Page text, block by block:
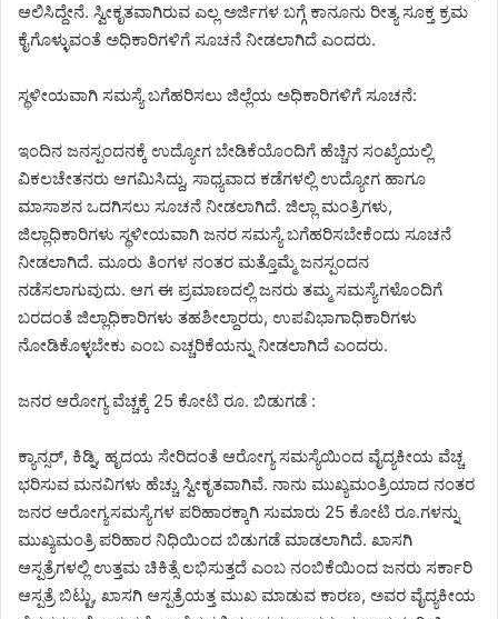
ಆಲಿಸಿದ್ದೇನೆ. ಸ್ವೀಕೃತವಾಗಿರುವ ಎಲ್ಲ ಅರ್ಜಿಗಳ ಬಗ್ಗೆ ಕಾನೂನು ರೀತ್ಯ ಸೂಕ್ತ ಕ್ರಮ
ಕೈಗೊಳ್ಳುವಂತೆ ಅಧಿಕಾರಿಗಳಿಗೆ ಸೂಚನೆ ನೀಡಲಾಗಿದೆ ಎಂದರು.
ಸ್ಥಳೀಯವಾಗಿ ಸಮಸ್ಯೆ ಬಗೆಹರಿಸಲು ಜಿಲ್ಲೆಯ ಅಧಿಕಾರಿಗಳಿಗೆ ಸೂಚನೆ:
ಇಂದಿನ ಜನಸ್ಪಂದನಕ್ಕೆ ಉದ್ಯೋಗ ಬೇಡಿಕೆಯೊಂದಿಗೆ ಹೆಚ್ಚಿನ ಸಂಖ್ಯೆಯಲ್ಲಿ
ವಿಕಲಚೇತನರು ಆಗಮಿಸಿದ್ದು, ಸಾಧ್ಯವಾದ ಕಡೆಗಳಲ್ಲಿ ಉದ್ಯೋಗ ಹಾಗೂ
ಮಾಸಾಶನ ಒದಗಿಸಲು ಸೂಚನೆ ನೀಡಲಾಗಿದೆ. ಜಿಲ್ಲಾ ಮಂತ್ರಿಗಳು,
ಜಿಲ್ಲಾಧಿಕಾರಿಗಳು ಸ್ಥಳೀಯವಾಗಿ ಜನರ ಸಮಸ್ಯೆ ಬಗೆಹರಿಸಬೇಕೆಂದು ಸೂಚನೆ
ನೀಡಲಾಗಿದೆ. ಮೂರು ತಿಂಗಳ ನಂತರ ಮತ್ತೊಮ್ಮೆ ಜನಸ್ಪಂದನ
ನಡೆಸಲಾಗುವುದು. ಆಗ ಈ ಪ್ರಮಾಣದಲ್ಲಿ ಜನರು ತಮ್ಮ ಸಮಸ್ಯೆಗಳೊಂದಿಗೆ
ಬರದಂತೆ ಜಿಲ್ಲಾಧಿಕಾರಿಗಳು ತಹಶೀಲ್ದಾರರು, ಉಪವಿಭಾಗಾಧಿಕಾರಿಗಳು
ನೋಡಿಕೊಳ್ಳಬೇಕು ಎಂಬ ಎಚ್ಚರಿಕೆಯನ್ನು ನೀಡಲಾಗಿದೆ ಎಂದರು.
ಜನರ ಆರೋಗ್ಯ ವೆಚ್ಚಕ್ಕೆ 25 ಕೋಟಿ ರೂ. ಬಿಡುಗಡೆ :
ಕ್ಯಾನ್ಸರ್, ಕಿಡ್ನಿ, ಹೃದಯ ಸೇರಿದಂತೆ ಆರೋಗ್ಯ ಸಮಸ್ಯೆಯಿಂದ ವೈದ್ಯಕೀಯ ವೆಚ್ಚ
ಭರಿಸುವ ಮನವಿಗಳು ಹೆಚ್ಚು ಸ್ವೀಕೃತವಾಗಿವೆ. ನಾನು ಮುಖ್ಯಮಂತ್ರಿಯಾದ ನಂತರ
ಜನರ ಆರೋಗ್ಯಸಮಸ್ಯೆಗಳ ಪರಿಹಾರಕ್ಕಾಗಿ ಸುಮಾರು 25 ಕೋಟಿ ರೂ.ಗಳನ್ನು
ಮುಖ್ಯಮಂತ್ರಿ ಪರಿಹಾರ ನಿಧಿಯಿಂದ ಬಿಡುಗಡೆ ಮಾಡಲಾಗಿದೆ. ಖಾಸಗಿ
ಆಸ್ಪತ್ರೆಗಳಲ್ಲಿ ಉತ್ತಮ ಚಿಕಿತ್ಸೆ ಲಭಿಸುತ್ತದೆ ಎಂಬ ನಂಬಿಕೆಯಿಂದ ಜನರು ಸರ್ಕಾರಿ
ಆಸ್ಪತ್ರೆ ಬಿಟ್ಟು, ಖಾಸಗಿ ಆಸ್ಪತ್ರೆಯತ್ತ ಮುಖ ಮಾಡುವ ಕಾರಣ, ಅವರ ವೈದ್ಯಕೀಯ